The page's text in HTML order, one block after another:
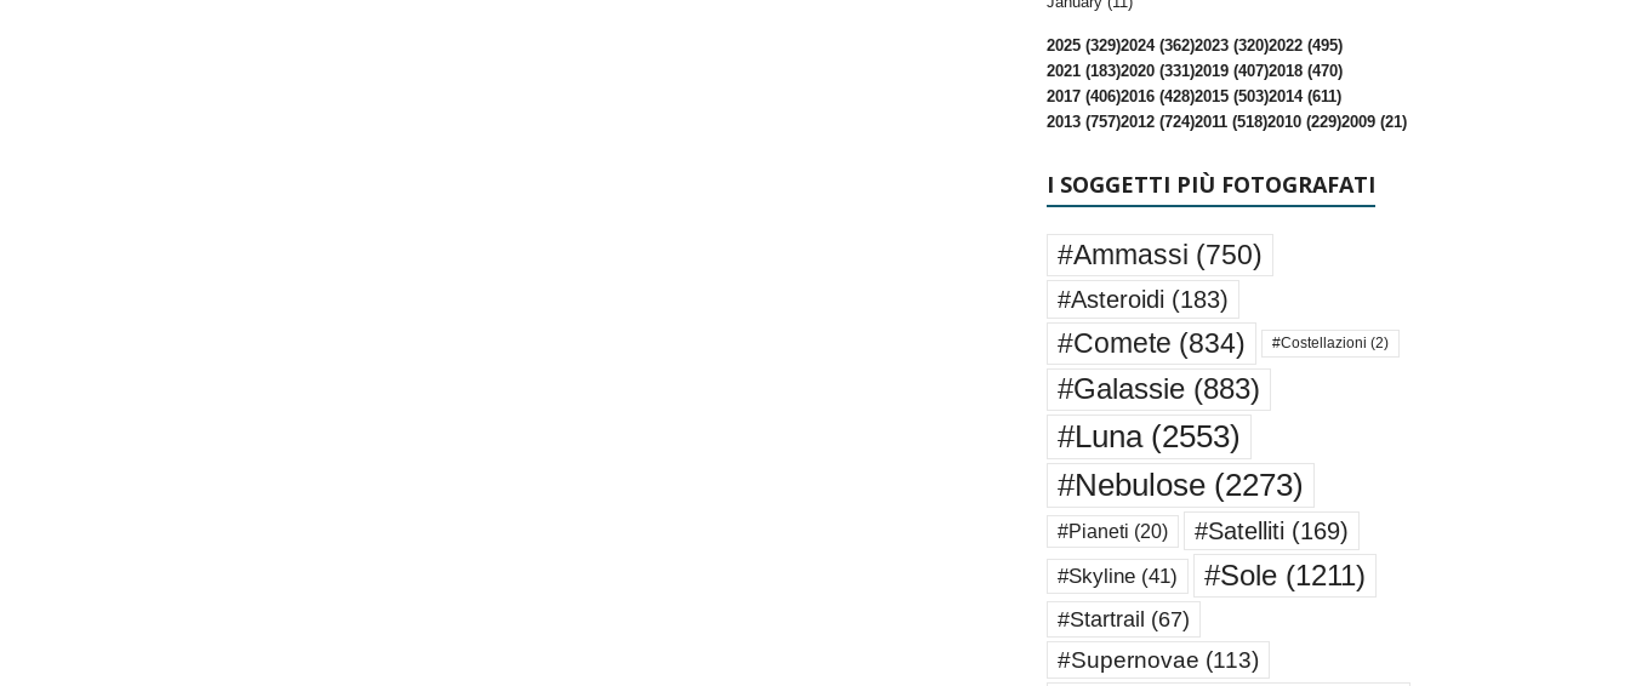
2025 (329)2024 (362)2023 (320)2022 (495)
2021 (183)2020 (331)2019 (407)2018 (470)
2017 (406)2016 (428)2015 (503)2014 (611)
2013 (757)2012 (724)2011 (518)2010 (229)2009 (21)
I SOGGETTI PIÙ FOTOGRAFATI
#Ammassi (750)
#Asteroidi (183)
#Comete (834) #Costellazioni (2)
#Galassie(883)
#Luna(2553)
#Nebulose(2273)
#Pianeti (20) #Satelliti (169)
#Skyline(41) #Sole(1211)
#Startrail (67)
#Supernovae (113)